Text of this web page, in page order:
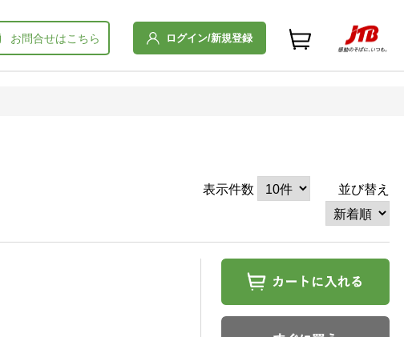
ログイン/新規登録
お問合せはこちら
表示件数 並び替え